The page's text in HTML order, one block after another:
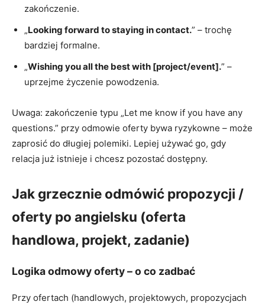
zakończenie.
„Looking forward to staying in contact.” – trochę
bardziej formalne.
„Wishing you all the best with [project/event].” –
uprzejme życzenie powodzenia.
Uwaga: zakończenie typu „Let me know if you have any
questions.” przy odmowie oferty bywa ryzykowne – może
zaprosić do długiej polemiki. Lepiej używać go, gdy
relacja już istnieje i chcesz pozostać dostępny.
Jak grzecznie odmówić propozycji /
oferty po angielsku (oferta
handlowa, projekt, zadanie)
Logika odmowy oferty – o co zadbać
Przy ofertach (handlowych, projektowych, propozycjach